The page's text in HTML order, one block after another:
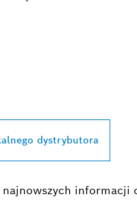
dystrybutora